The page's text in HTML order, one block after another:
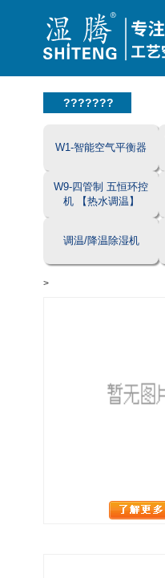
???????
W1-智能空气平衡器
W9-四管制 五恒环控
机 【热水调温】
调温/降温除湿机
>